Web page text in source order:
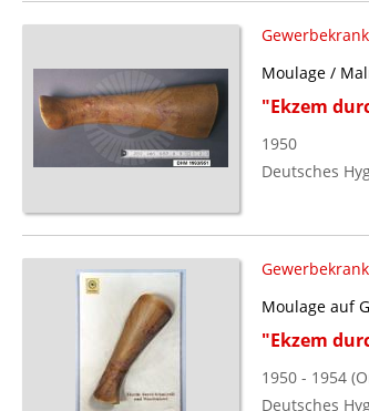
Moulage /
"Ekzem
1950
Deutsches
Moulage auf
"Ekzem
1950 - 1954
Deutsches